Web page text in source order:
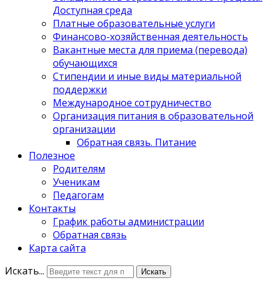
Доступная среда
Платные образовательные услуги
Финансово-хозяйственная деятельность
Вакантные места для приема (перевода)
обучающихся
Стипендии и иные виды материальной
поддержки
Международное сотрудничество
Организация питания в образовательной
организации
Обратная связь. Питание
Полезное
Родителям
Ученикам
Педагогам
Контакты
График работы администрации
Обратная связь
Карта сайта
Искать...
Искать